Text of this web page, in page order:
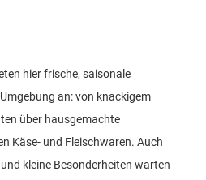
hier frische, saisonale
an: von knackigem
über hausgemachte
Käse- und Fleischwaren. Auch
kleine Besonderheiten warten